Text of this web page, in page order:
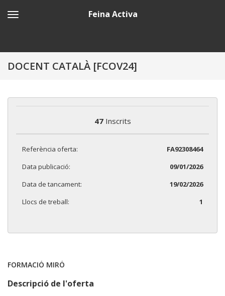
Feina Activa
DOCENT CATALÀ [FCOV24]
47Inscrits
Referència oferta:
FA92308464
Data publicació:
09/01/2026
Data de tancament:
19/02/2026
Llocs de treball:
1
FORMACIÓ MIRÓ
Descripció de l'oferta